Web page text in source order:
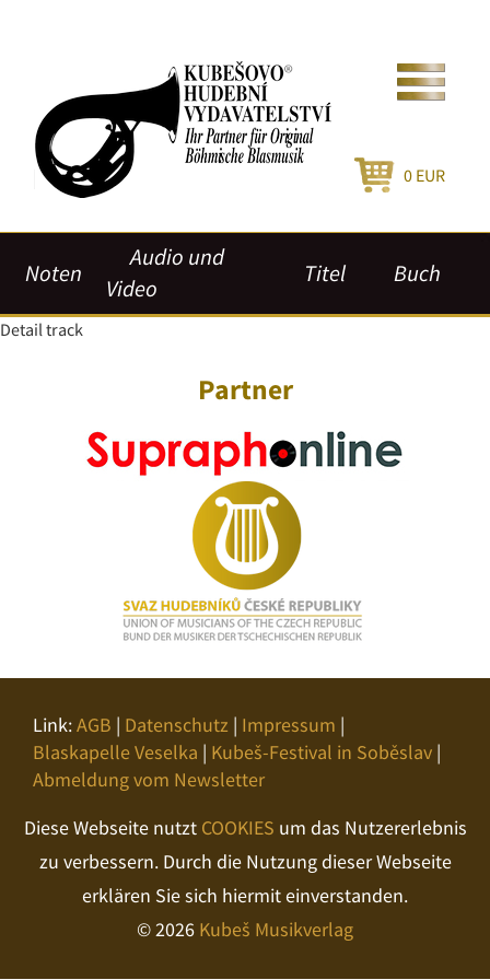
0 EUR
Noten
Audio und
Video
Titel Buch
Detail track
Partner
Link:AGB | Datenschutz | Impressum |
Blaskapelle Veselka | Kubeš-Festival in Soběslav |
Abmeldung vom Newsletter
Diese Webseite nutzt COOKIES um das Nutzererlebnis
zu verbessern. Durch die Nutzung dieser Webseite
erklären Sie sich hiermit einverstanden.
© 2026 Kubeš Musikverlag